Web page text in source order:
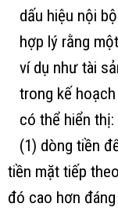
dấu hiệu nội
hợp lý rằng
ví dụ như tài
trong kế
có thể hiển thị:
(1) dòng tiền
tiền mặt tiếp
đó cao hơn